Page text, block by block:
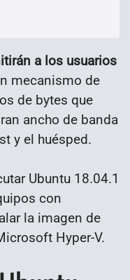
a los usuarios
mecanismo de
de bytes que
ancho de banda
y el huésped.
Ubuntu 18.04.1
con
la imagen de
Hyper-V.